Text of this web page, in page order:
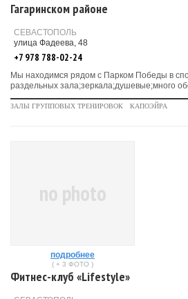
Гагаринском районе
СЕВАСТОПОЛЬ
улица Фадеева, 48
+7 978 788-02-24
Мы находимся рядом с Парком Победы в
раздельных зала;зеркала;душевые;много
ЗАЛЫ ГРУППОВЫХ ТРЕНИРОВОК КАПОЭЙРА
no photo
подробнее
( + 3 ФОТО )
Фитнес-клуб «Lifestyle»